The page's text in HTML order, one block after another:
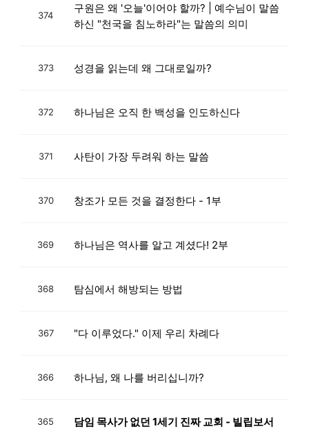
374
구원은 왜 '오늘'이어야 할까? | 예수님이 말씀
하신 "천국을 침노하라"는 말씀의 의미
373 성경을 읽는데 왜 그대로일까?
372 하나님은 오직 한 백성을 인도하신다
371 사탄이 가장 두려워 하는 말씀
370 창조가 모든 것을 결정한다 - 1부
369 하나님은 역사를 알고 계셨다! 2부
368 탐심에서 해방되는 방법
367 "다 이루었다." 이제 우리 차례다
366 하나님, 왜 나를 버리십니까?
365 담임 목사가 없던 1세기 진짜 교회 - 빌립보서